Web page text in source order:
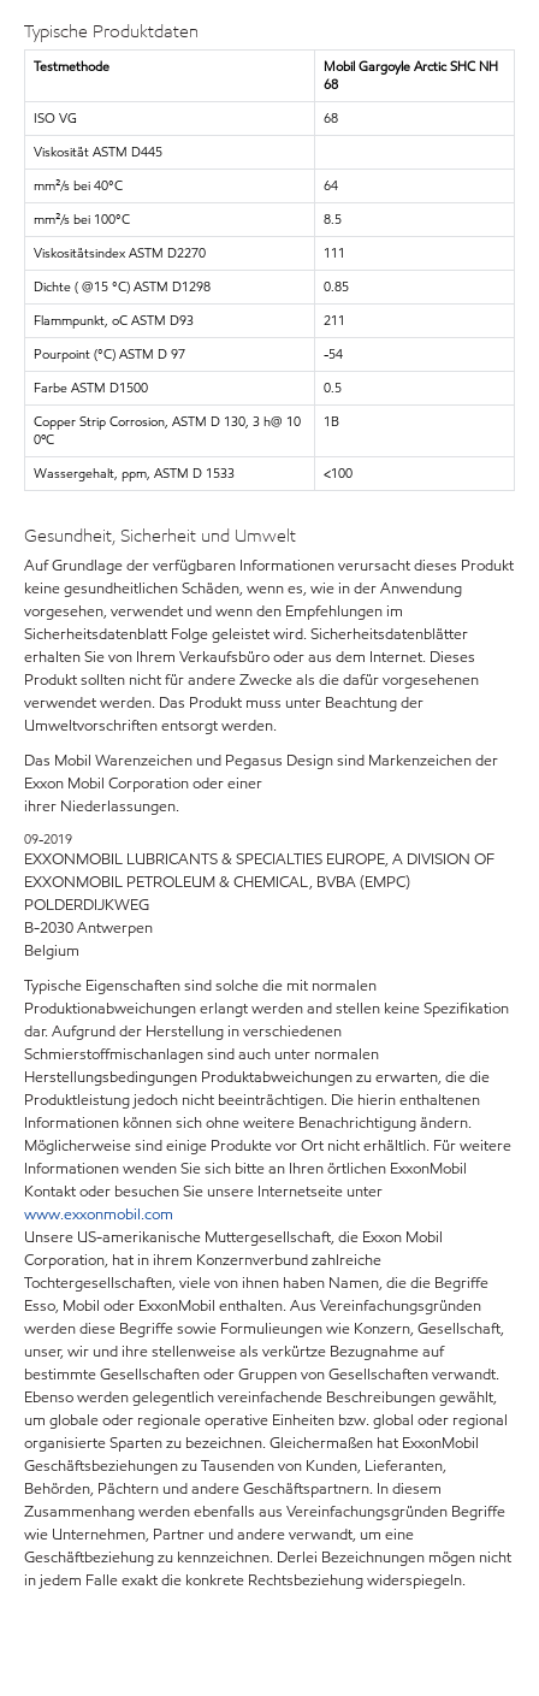
Typische Produktdaten
Testmethode
Mobil Gargoyle Arctic SHC NH
68
ISO VG
68
Viskosität ASTM D445
mm²/s bei 40°C
64
mm²/s bei 100°C
8.5
Viskositätsindex ASTM D2270
111
Dichte ( @15 °C) ASTM D1298
0.85
Flammpunkt, oC ASTM D93
211
Pourpoint (°C) ASTM D 97
-54
Farbe ASTM D1500
0.5
Copper Strip Corrosion, ASTM D 130, 3 h@ 10
0ºC
1B
Wassergehalt, ppm, ASTM D 1533 <100
Gesundheit, Sicherheit und Umwelt
Auf Grundlage der verfügbaren Informationen verursacht dieses Produkt
keine gesundheitlichen Schäden, wenn es, wie in der Anwendung
vorgesehen, verwendet und wenn den Empfehlungen im
Sicherheitsdatenblatt Folge geleistet wird. Sicherheitsdatenblätter
erhalten Sie von Ihrem Verkaufsbüro oder aus dem Internet. Dieses
Produkt sollten nicht für andere Zwecke als die dafür vorgesehenen
verwendet werden. Das Produkt muss unter Beachtung der
Umweltvorschriften entsorgt werden.
Das Mobil Warenzeichen und Pegasus Design sind Markenzeichen der
Exxon Mobil Corporation oder einer
ihrer Niederlassungen.
09-2019
EXXONMOBIL LUBRICANTS & SPECIALTIES EUROPE, A DIVISION OF
EXXONMOBIL PETROLEUM & CHEMICAL, BVBA (EMPC)
POLDERDIJKWEG
B-2030 Antwerpen
Belgium
Typische Eigenschaften sind solche die mit normalen
Produktionabweichungen erlangt werden and stellen keine Spezifikation
dar. Aufgrund der Herstellung in verschiedenen
Schmierstoffmischanlagen sind auch unter normalen
Herstellungsbedingungen Produktabweichungen zu erwarten, die die
Produktleistung jedoch nicht beeinträchtigen. Die hierin enthaltenen
Informationen können sich ohne weitere Benachrichtigung ändern.
Möglicherweise sind einige Produkte vor Ort nicht erhältlich. Für weitere
Informationen wenden Sie sich bitte an Ihren örtlichen ExxonMobil
Kontakt oder besuchen Sie unsere Internetseite unter
www.exxonmobil.com
Unsere US-amerikanische Muttergesellschaft, die Exxon Mobil
Corporation, hat in ihrem Konzernverbund zahlreiche
Tochtergesellschaften, viele von ihnen haben Namen, die die Begriffe
Esso, Mobil oder ExxonMobil enthalten. Aus Vereinfachungsgründen
werden diese Begriffe sowie Formulieungen wie Konzern, Gesellschaft,
unser, wir und ihre stellenweise als verkürtze Bezugnahme auf
bestimmte Gesellschaften oder Gruppen von Gesellschaften verwandt.
Ebenso werden gelegentlich vereinfachende Beschreibungen gewählt,
um globale oder regionale operative Einheiten bzw. global oder regional
organisierte Sparten zu bezeichnen. Gleichermaßen hat ExxonMobil
Geschäftsbeziehungen zu Tausenden von Kunden, Lieferanten,
Behörden, Pächtern und andere Geschäftspartnern. In diesem
Zusammenhang werden ebenfalls aus Vereinfachungsgründen Begriffe
wie Unternehmen, Partner und andere verwandt, um eine
Geschäftbeziehung zu kennzeichnen. Derlei Bezeichnungen mögen nicht
in jedem Falle exakt die konkrete Rechtsbeziehung widerspiegeln.